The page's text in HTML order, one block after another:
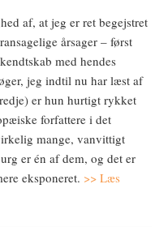
af, at jeg er ret begejstret
årsager – først
med hendes
jeg indtil nu har læst af
er hun hurtigt rykket
forfattere i det
mange, vanvittigt
er én af dem, og det er
eksponeret. >> Læs